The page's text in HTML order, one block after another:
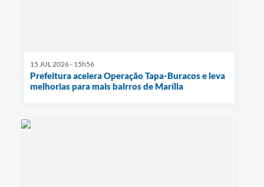
15 JUL 2026 - 15h56
Prefeitura acelera Operação Tapa-Buracos e leva
melhorias para mais bairros de Marília